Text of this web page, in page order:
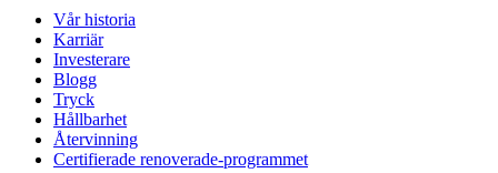
Vår historia
Karriär
Investerare
Blogg
Tryck
Hållbarhet
Återvinning
Certifierade renoverade-programmet